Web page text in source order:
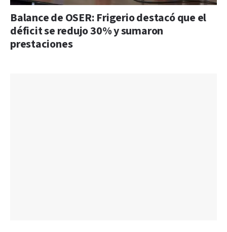
Balance de OSER: Frigerio destacó que el
déficit se redujo 30% y sumaron
prestaciones